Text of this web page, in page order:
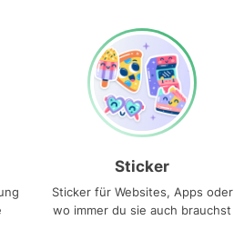
Sticker
Sticker für Websites, Apps oder
wo immer du sie auch brauchst